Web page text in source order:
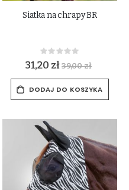
Siatka na chrapy BR
Rating:
0%
31,20 zł39,00 zł
DODAJ DO KOSZYKA